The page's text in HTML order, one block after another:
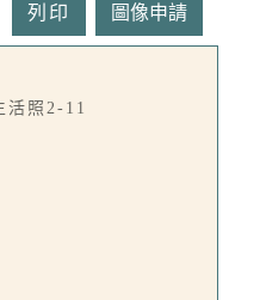
列印
活照2-11